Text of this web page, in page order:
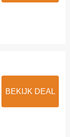
BEKIJK DEAL